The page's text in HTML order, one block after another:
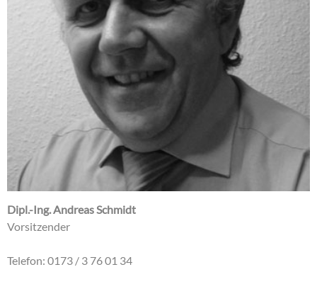
Dipl.-Ing. Andreas Schmidt
Vorsitzender
Telefon: 0173 / 3 76 01 34